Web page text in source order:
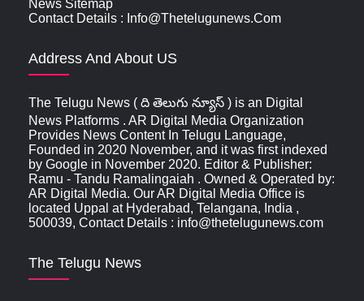
News Sitemap
Contact Details : Info@thetelugunews.com
Address And About US
The Telugu News ( ది తెలుగు న్యూస్‌ ) is an Digital
News Platforms . AR Digital Media Organization
Provides News Content In Telugu Language,
Founded in 2020 November, and it was first indexed
by Google in November 2020. Editor & Publisher:
Ramu - Tandu Ramalingaiah . Owned & Operated by:
AR Digital Media. Our AR Digital Media Office is
located Uppal at Hyderabad, Telangana, India ,
500039, Contact Details : info@thetelugunews.com
The Telugu News